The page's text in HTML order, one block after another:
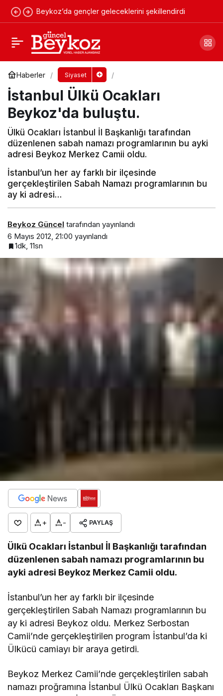
Beykoz’da gençler geleceklerini şekillendirdi
Haberler Siyaset
İstanbul Ülkü Ocakları
Beykoz'da buluştu.
Ülkü Ocakları İstanbul İl Başkanlığı tarafından
düzenlenen sabah namazı programlarının bu ayki
adresi Beykoz Merkez Camii oldu.
İstanbul’un her ay farklı bir ilçesinde
gerçekleştirilen Sabah Namazı programlarının bu
ay ki adresi…
Beykoz Güncel tarafından yayınlandı
6 Mayıs 2012, 21:00 yayınlandı
1dk, 11sn
+ - PAYLAŞ
Ülkü Ocakları İstanbul İl Başkanlığı tarafından
düzenlenen sabah namazı programlarının bu
ayki adresi Beykoz Merkez Camii oldu.
İstanbul’un her ay farklı bir ilçesinde
gerçekleştirilen Sabah Namazı programlarının bu
ay ki adresi Beykoz oldu. Merkez Serbostan
Camii’nde gerçekleştirilen program İstanbul’da ki
Ülkücü camiayı bir araya getirdi.
Beykoz Merkez Camii’nde gerçekleştirilen sabah
namazı proğramına İstanbul Ülkü Ocakları Başkanı
İstanbul Ülkü Ocakları Beykoz'da buluştu.
Yorum Yap